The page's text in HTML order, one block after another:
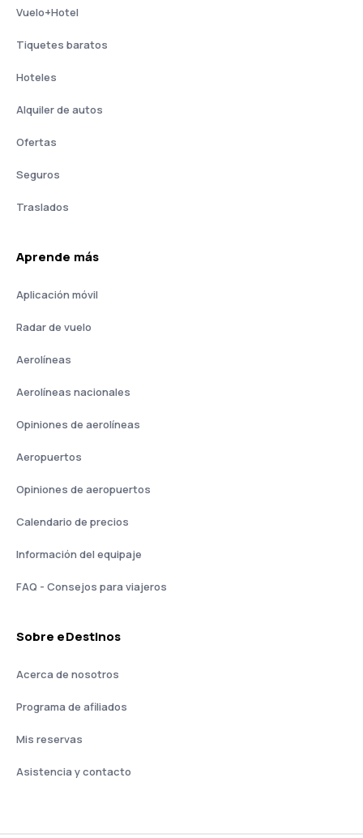
Vuelo+Hotel
Tiquetes baratos
Hoteles
Alquiler de autos
Ofertas
Seguros
Traslados
Aprende más
Aplicación móvil
Radar de vuelo
Aerolíneas
Aerolíneas nacionales
Opiniones de aerolíneas
Aeropuertos
Opiniones de aeropuertos
Calendario de precios
Información del equipaje
FAQ - Consejos para viajeros
Sobre eDestinos
Acerca de nosotros
Programa de afiliados
Mis reservas
Asistencia y contacto